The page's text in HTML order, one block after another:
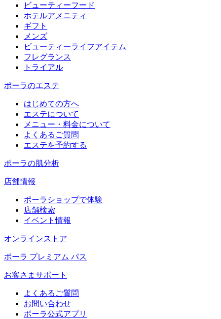
ビューティーフード
ホテルアメニティ
ギフト
メンズ
ビューティーライフアイテム
フレグランス
トライアル
ポーラのエステ
はじめての方へ
エステについて
メニュー・料金について
よくあるご質問
エステを予約する
ポーラの肌分析
店舗情報
ポーラショップで体験
店舗検索
イベント情報
オンラインストア
ポーラ プレミアム パス
お客さまサポート
よくあるご質問
お問い合わせ
ポーラ公式アプリ